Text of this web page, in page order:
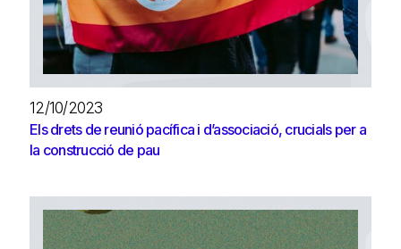
12/10/2023
Els drets de reunió pacífica i d’associació, crucials per a
la construcció de pau